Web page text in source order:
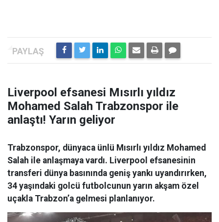
Liverpool efsanesi Mısırlı yıldız
Mohamed Salah Trabzonspor ile
anlaştı! Yarın geliyor
Trabzonspor, dünyaca ünlü Mısırlı yıldız Mohamed
Salah ile anlaşmaya vardı. Liverpool efsanesinin
transferi dünya basınında geniş yankı uyandırırken,
34 yaşındaki golcü futbolcunun yarın akşam özel
uçakla Trabzon’a gelmesi planlanıyor.